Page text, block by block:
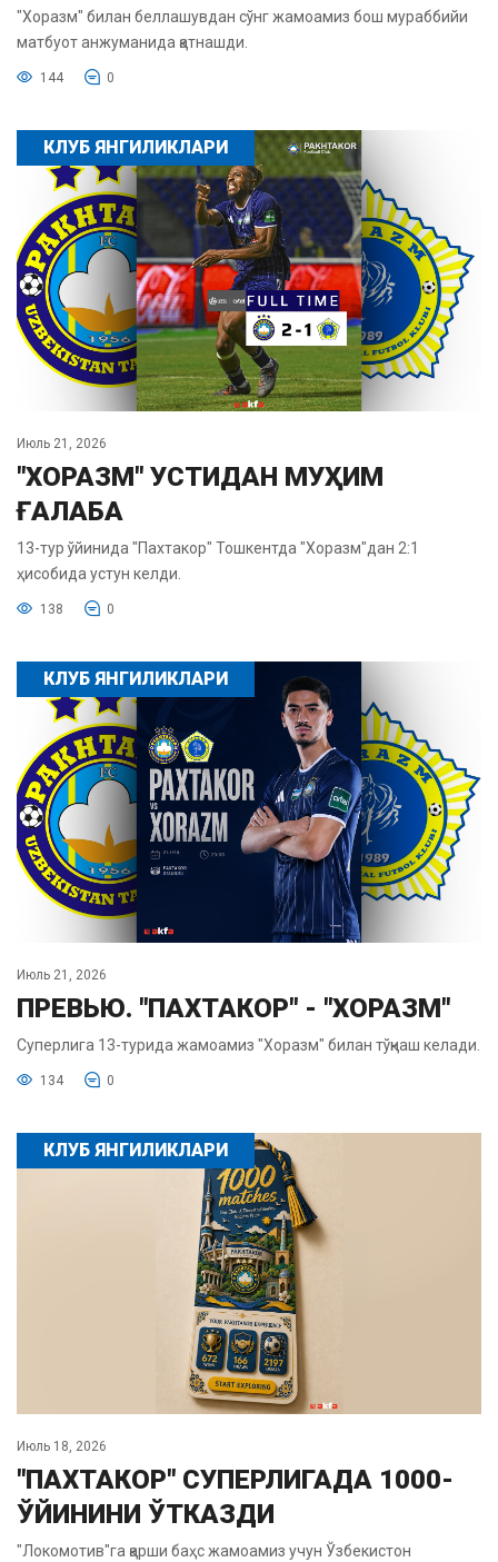
"Хоразм" билан беллашувдан сўнг жамоамиз бош мураббийи
матбуот анжуманида қатнашди.
144 0
КЛУБ ЯНГИЛИКЛАРИ
Июль 21, 2026
"ХОРАЗМ" УСТИДАН МУҲИМ
ҒАЛАБА
13-тур ўйинида "Пахтакор" Тошкентда "Хоразм"дан 2:1
ҳисобида устун келди.
138 0
КЛУБ ЯНГИЛИКЛАРИ
Июль 21, 2026
ПРЕВЬЮ. "ПАХТАКОР" - "ХОРАЗМ"
Суперлига 13-турида жамоамиз "Хоразм" билан тўқнаш келади.
134 0
КЛУБ ЯНГИЛИКЛАРИ
Июль 18, 2026
"ПАХТАКОР" СУПЕРЛИГАДА 1000-
ЎЙИНИНИ ЎТКАЗДИ
"Локомотив"га қарши баҳс жамоамиз учун Ўзбекистон